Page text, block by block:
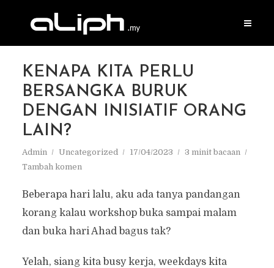
KENAPA KITA PERLU
BERSANGKA BURUK
DENGAN INISIATIF ORANG
LAIN?
Admin Uncategorized 17/04/2023
3 minit bacaan
Tambah komen
Beberapa hari lalu, aku ada tanya pandangan
korang kalau workshop buka sampai malam
dan buka hari Ahad bagus tak?
Yelah, siang kita busy kerja, weekdays kita